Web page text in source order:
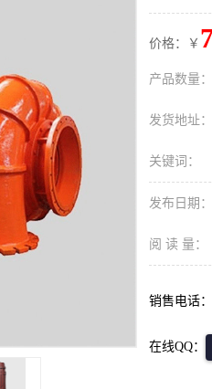
价格：￥
产品数量：
发货地址：
关键词：
发布日期：
阅 读 量：
销售电话：
在线QQ：